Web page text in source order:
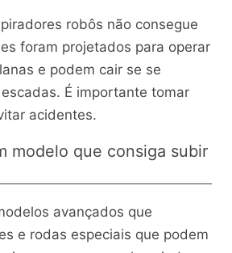
robôs não consegue
foram projetados para operar
e podem cair se se
É importante tomar
acidentes.
modelo que consiga subir
avançados que
e rodas especiais que podem